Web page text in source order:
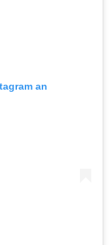
an